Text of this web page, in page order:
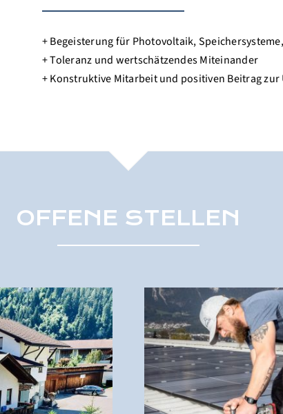
+ Begeisterung für Photovoltaik,
+ Toleranz und wertschätzendes Miteinander
+ Konstruktive Mitarbeit und positiven Beitrag
OFFENE STELLEN